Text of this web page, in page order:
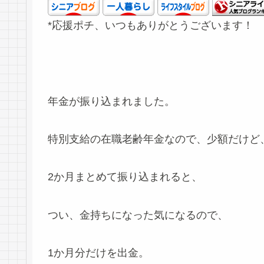
*応援ポチ、いつもありがとうございます！
年金が振り込まれました。
特別支給の在職老齢年金なので、少額だけど
2か月まとめて振り込まれると、
つい、金持ちになった気になるので、
1か月分だけを出金。